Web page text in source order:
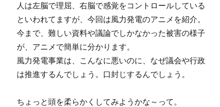
人は左脳で理屈、右脳で感覚をコントロールしている
といわれてますが、今回は風力発電のアニメを紹介。
今まで、難しい資料や議論でしかなかった被害の様子
が、アニメで簡単に分かります。
風力発電事業は、こんなに悪いのに、なぜ議会や行政
は推進するんでしょう。口封じするんでしょう。
ちょっと頭を柔らかくしてみようかな～って。